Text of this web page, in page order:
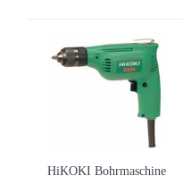
HiKOKI Bohrmaschine